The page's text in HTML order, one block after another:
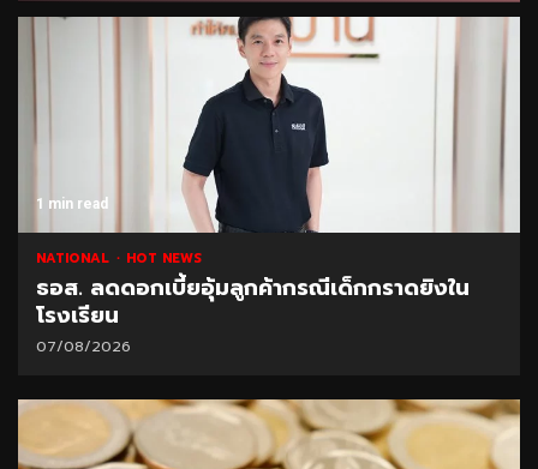
1 min read
NATIONAL HOT NEWS
ธอส. ลดดอกเบี้ยอุ้มลูกค้ากรณีเด็กกราดยิงใน
โรงเรียน
07/08/2026